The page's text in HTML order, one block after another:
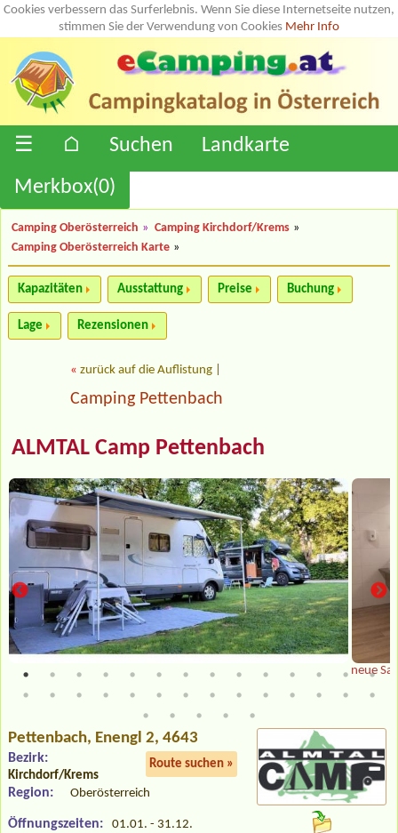
Cookies verbessern das Surferlebnis. Wenn Sie diese Internetseite nutzen,
stimmen Sie der Verwendung von Cookies Mehr Info
☰ ⌂ Suchen
Landkarte
Merkbox(0)
Camping Oberösterreich » Camping Kirchdorf/Krems »
Camping Oberösterreich Karte »
Kapazitäten Ausstattung Preise Buchung
Lage Rezensionen
« zurück auf die Auflistung
Camping Pettenbach
ALMTAL Camp Pettenbach
neue
Pettenbach, Enengl 2, 4643
Route suchen »
Bezirk:
Kirchdorf/Krems
Region: Oberösterreich
Öffnungszeiten: 01.01. - 31.12.